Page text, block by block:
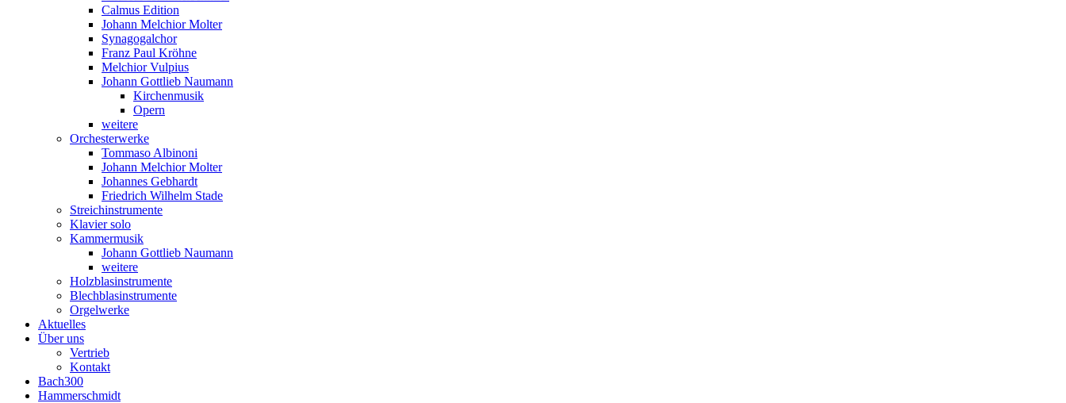
Calmus Edition
Johann Melchior Molter
Synagogalchor
Franz Paul Kröhne
Melchior Vulpius
Johann Gottlieb Naumann
Kirchenmusik
Opern
weitere
Orchesterwerke
Tommaso Albinoni
Johann Melchior Molter
Johannes Gebhardt
Friedrich Wilhelm Stade
Streichinstrumente
Klavier solo
Kammermusik
Johann Gottlieb Naumann
weitere
Holzblasinstrumente
Blechblasinstrumente
Orgelwerke
Aktuelles
Über uns
Vertrieb
Kontakt
Bach300
Hammerschmidt